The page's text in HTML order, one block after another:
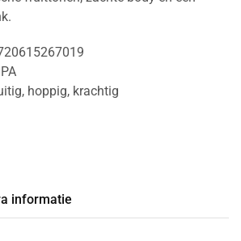
IPA
, hoppig, krachtig
informatie